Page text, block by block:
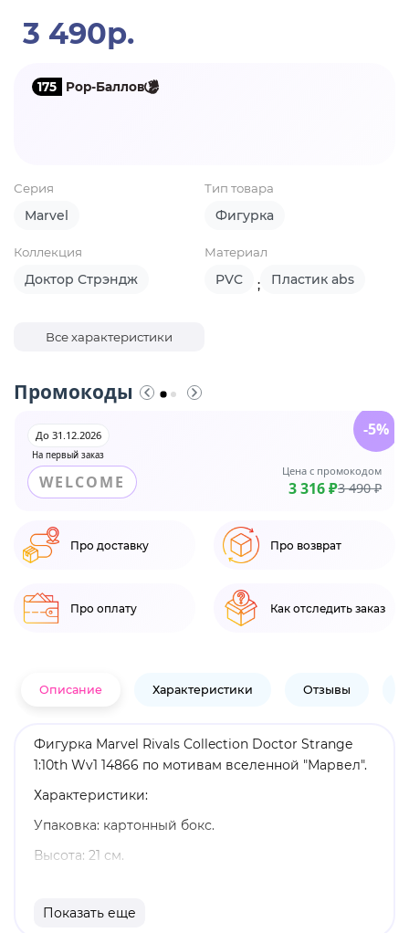
3 490р.
175 Pop-Баллов
Серия
Marvel
Тип товара
Фигурка
Коллекция
Доктор Стрэндж
Материал
PVC ; Пластик abs
Все характеристики
Промокоды
На первый заказ
До 31.12.2026
WELCOME
Цена с промокодом
3 316 ₽3 490 ₽
-5%
Про доставку Про возврат
Про оплату Как отследить заказ
Описание Характеристики Отзывы
Фигурка Marvel Rivals Collection Doctor Strange
1:10th Wv1 14866 по мотивам вселенной "Марвел".
Характеристики:
Упаковка: картонный бокс.
Высота: 21 см.
Коллекционная фигурка в масштабе 1:10 с
Показать еще